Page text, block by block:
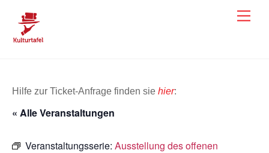
content
Hilfe zur Ticket-Anfrage finden sie hier:
« Alle Veranstaltungen
Veranstaltungsserie: Ausstellung des offenen